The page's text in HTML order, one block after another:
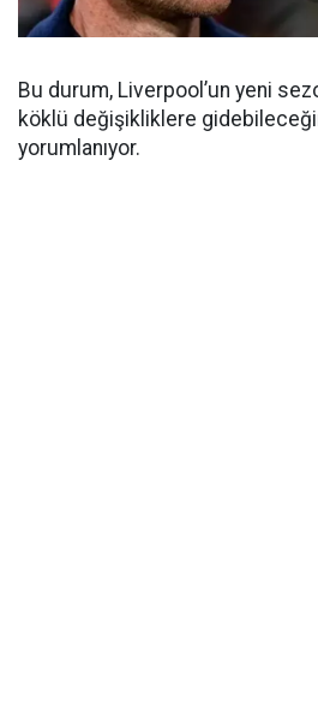
Bu durum, Liverpool’un yeni
köklü değişikliklere
yorumlanıyor.